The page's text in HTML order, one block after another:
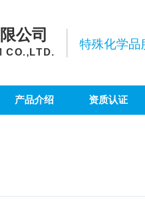
公司
CO.,LTD.
特殊化学
产品介绍 资质认证